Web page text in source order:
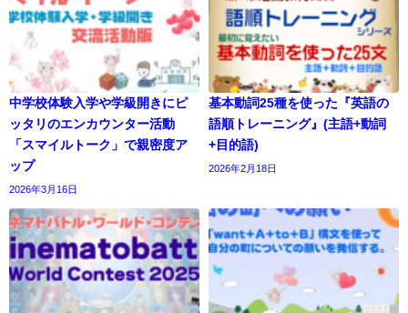
中学校体験入学や学級開きにピ
ッタリのエンカウンター活動
「スマイルトーク」で親密度ア
ップ
2026年3月16日
基本動詞25種を使った『英語の
語順トレーニング』(主語+動詞
+目的語)
2026年2月18日